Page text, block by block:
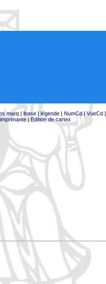
marq| lbase| légende| NumCd|VueCd|
imprimante|Edition de cartex